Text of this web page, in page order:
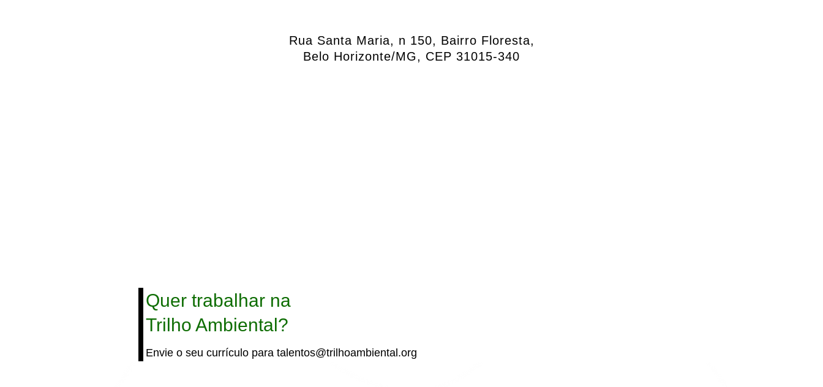
Rua Santa Maria, n 150, Bairro Floresta,
Belo Horizonte/MG, CEP 31015-340
Quer trabalhar na
Trilho Ambiental?
Envie o seu currículo para talentos@trilhoambiental.org